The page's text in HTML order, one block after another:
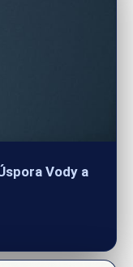
Vody a